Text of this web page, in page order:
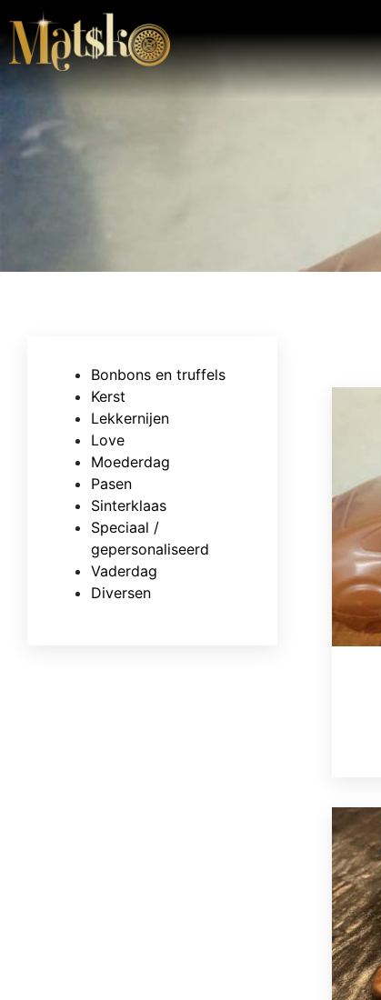
Bonbons en truffels
Kerst
Lekkernijen
Love
Moederdag
Pasen
Sinterklaas
Speciaal /
gepersonaliseerd
Vaderdag
Diversen